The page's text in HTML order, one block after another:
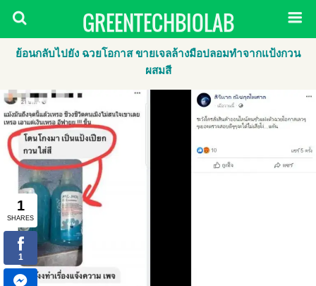
GREENTECHBIOLAB
ย้อนกลับไปยัง ฉวยโอกาส ขายเจลล้างมือปลอมทำจากแป้งกวน
ผสมสี